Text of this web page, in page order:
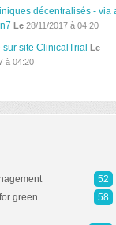
décentralisés - via
Le28/11/2017 à 04:20
sur site ClinicalTrial Le
à 04:20
52
green
58